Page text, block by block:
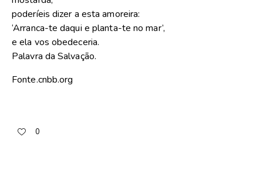
poderíeis dizer a esta amoreira:
‘Arranca-te daqui e planta-te no mar’,
e ela vos obedeceria.
Palavra da Salvação.
Fonte.cnbb.org
0